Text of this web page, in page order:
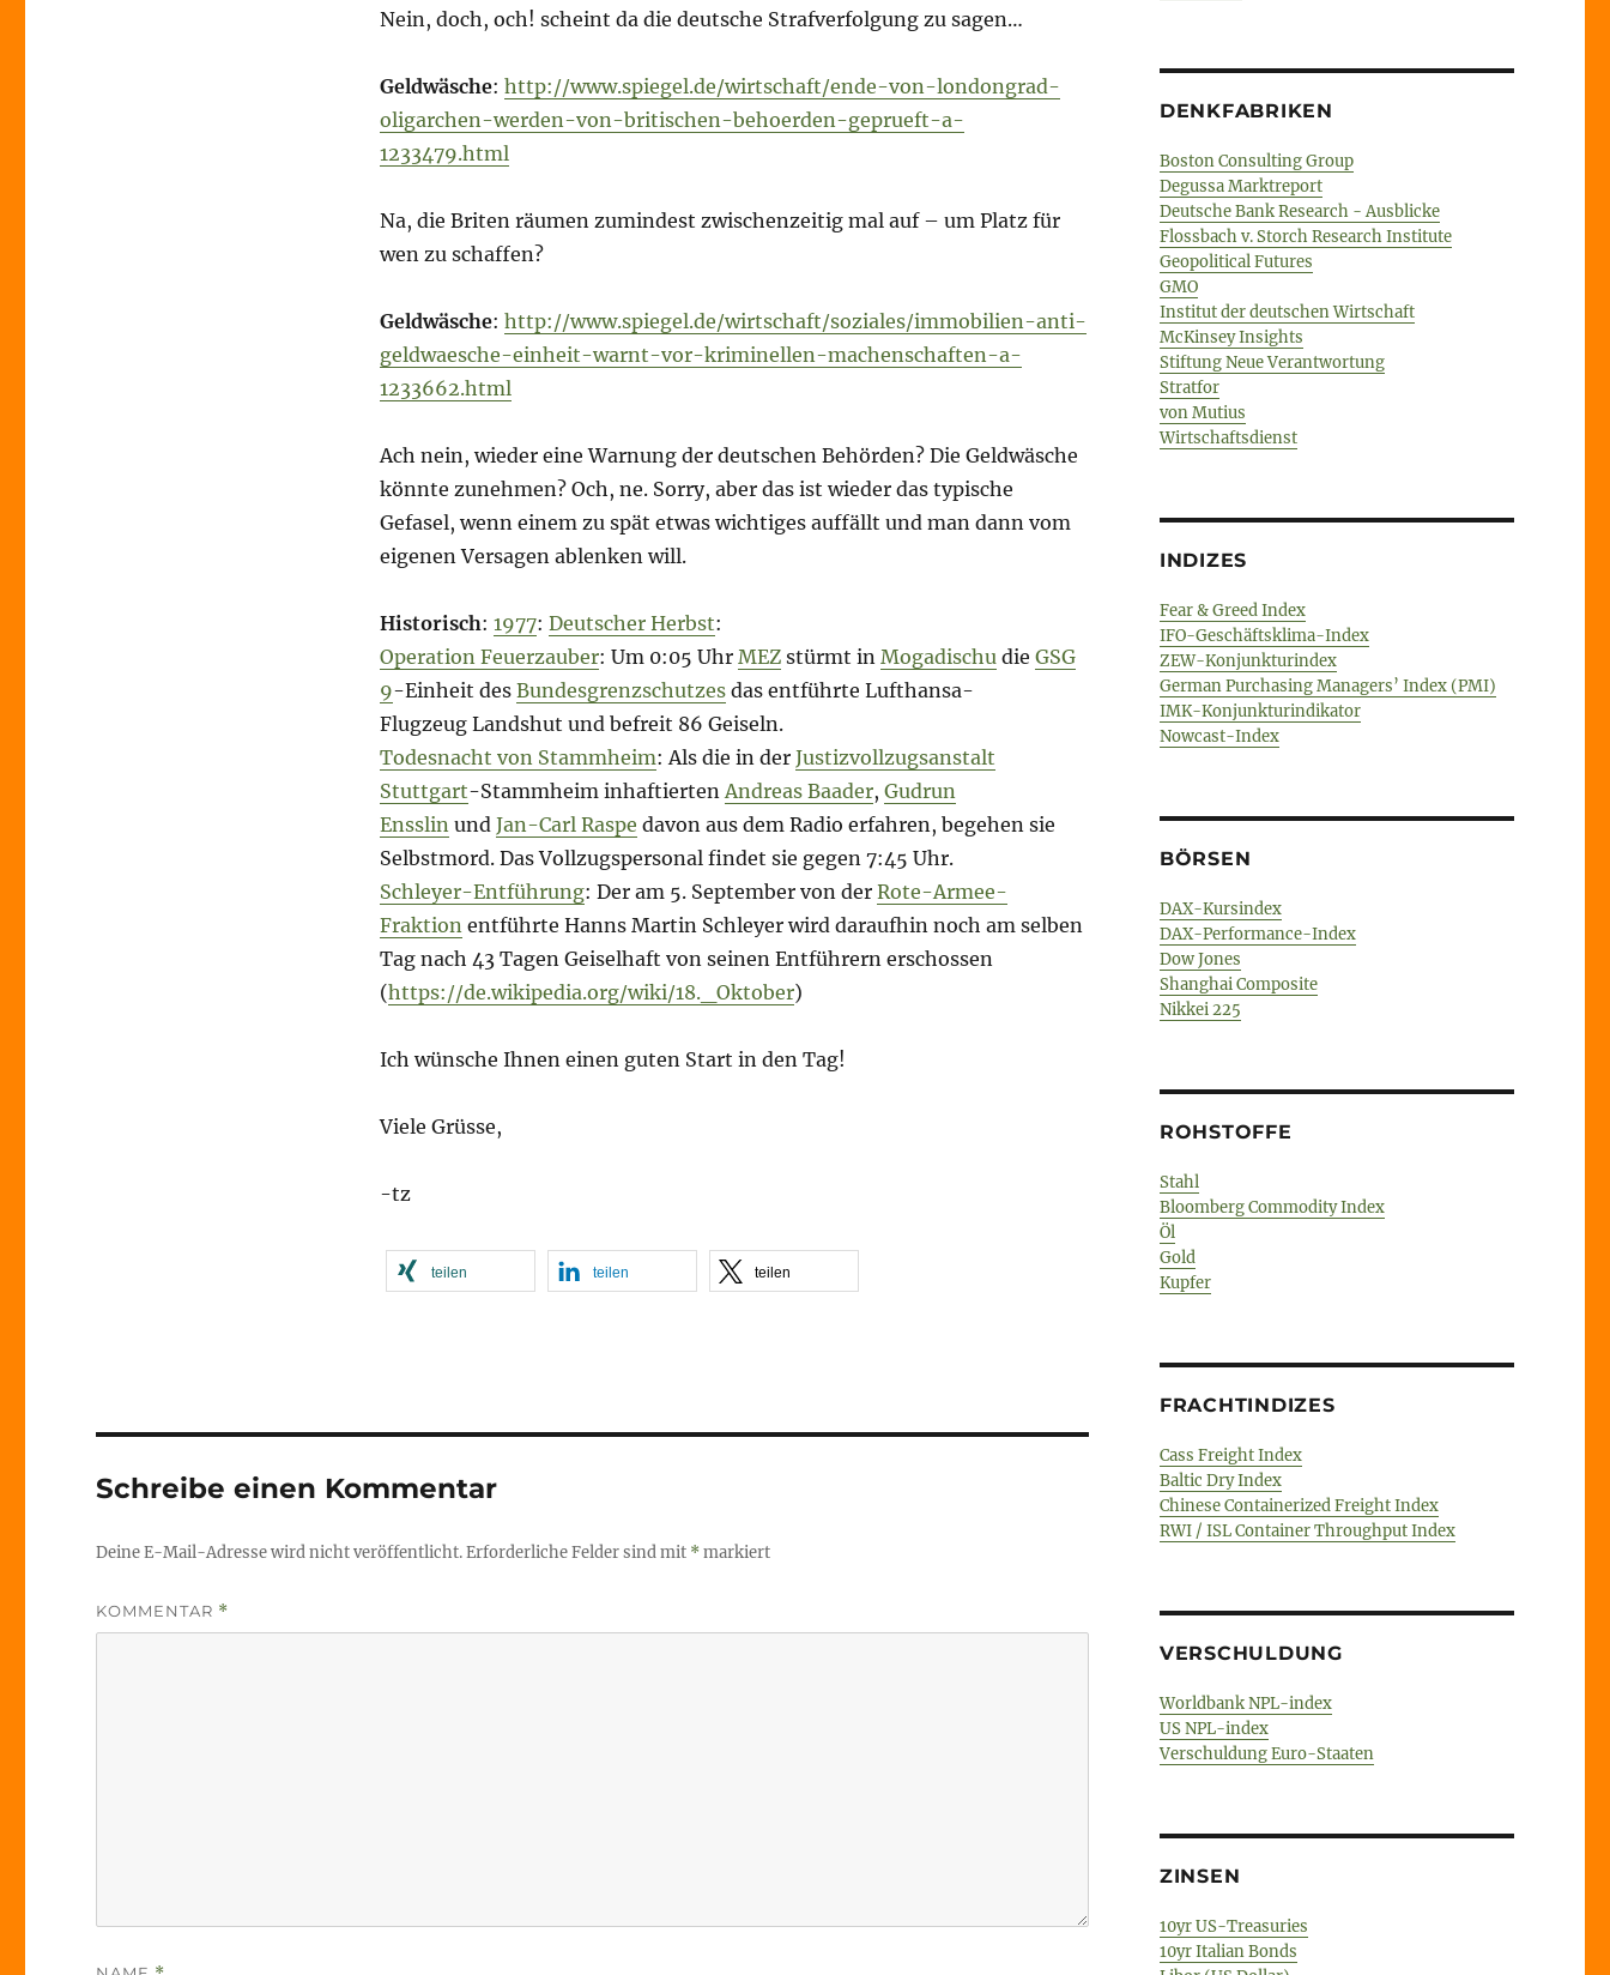
Nein, doch, och! scheint da die deutsche Strafverfolgung zu sagen…
Geldwäsche: http://www.spiegel.de/wirtschaft/ende-von-londongrad-
oligarchen-werden-von-britischen-behoerden-geprueft-a-
1233479.html
Na, die Briten räumen zumindest zwischenzeitig mal auf – um Platz für
wen zu schaffen?
Geldwäsche: http://www.spiegel.de/wirtschaft/soziales/immobilien-anti-
geldwaesche-einheit-warnt-vor-kriminellen-machenschaften-a-
1233662.html
Ach nein, wieder eine Warnung der deutschen Behörden? Die Geldwäsche
könnte zunehmen? Och, ne. Sorry, aber das ist wieder das typische
Gefasel, wenn einem zu spät etwas wichtiges auffällt und man dann vom
eigenen Versagen ablenken will.
Historisch: 1977: Deutscher Herbst:
Operation Feuerzauber: Um 0:05 Uhr MEZstürmt in Mogadischu die GSG
9-Einheit des Bundesgrenzschutzesdas entführte Lufthansa-
Flugzeug Landshut und befreit 86 Geiseln.
Todesnacht von Stammheim: Als die in der Justizvollzugsanstalt
Stuttgart-Stammheim inhaftierten Andreas Baader, Gudrun
Ensslin und Jan-Carl Raspe davon aus dem Radio erfahren, begehen sie
Selbstmord. Das Vollzugspersonal findet sie gegen 7:45 Uhr.
Schleyer-Entführung: Der am 5. September von der Rote-Armee-
Fraktion entführte Hanns Martin Schleyer wird daraufhin noch am selben
Tag nach 43 Tagen Geiselhaft von seinen Entführern erschossen
(https://de.wikipedia.org/wiki/18._Oktober)
Ich wünsche Ihnen einen guten Start in den Tag!
Viele Grüsse,
-tz
teilen teilen teilen
Schreibe einen Kommentar
Deine E-Mail-Adresse wird nicht veröffentlicht.Erforderliche Felder sind mit *markiert
KOMMENTAR *
DENKFABRIKEN
Boston Consulting Group
Degussa Marktreport
Deutsche Bank Research - Ausblicke
Flossbach v. Storch Research Institute
Geopolitical Futures
GMO
Institut der deutschen Wirtschaft
McKinsey Insights
Stiftung Neue Verantwortung
Stratfor
von Mutius
Wirtschaftsdienst
INDIZES
Fear & Greed Index
IFO-Geschäftsklima-Index
ZEW-Konjunkturindex
German Purchasing Managers’ Index (PMI)
IMK-Konjunkturindikator
Nowcast-Index
BÖRSEN
DAX-Kursindex
DAX-Performance-Index
Dow Jones
Shanghai Composite
Nikkei 225
ROHSTOFFE
Stahl
Bloomberg Commodity Index
Öl
Gold
Kupfer
FRACHTINDIZES
Cass Freight Index
Baltic Dry Index
Chinese Containerized Freight Index
RWI / ISL Container Throughput Index
VERSCHULDUNG
Worldbank NPL-index
US NPL-index
Verschuldung Euro-Staaten
ZINSEN
10yr US-Treasuries
10yr Italian Bonds